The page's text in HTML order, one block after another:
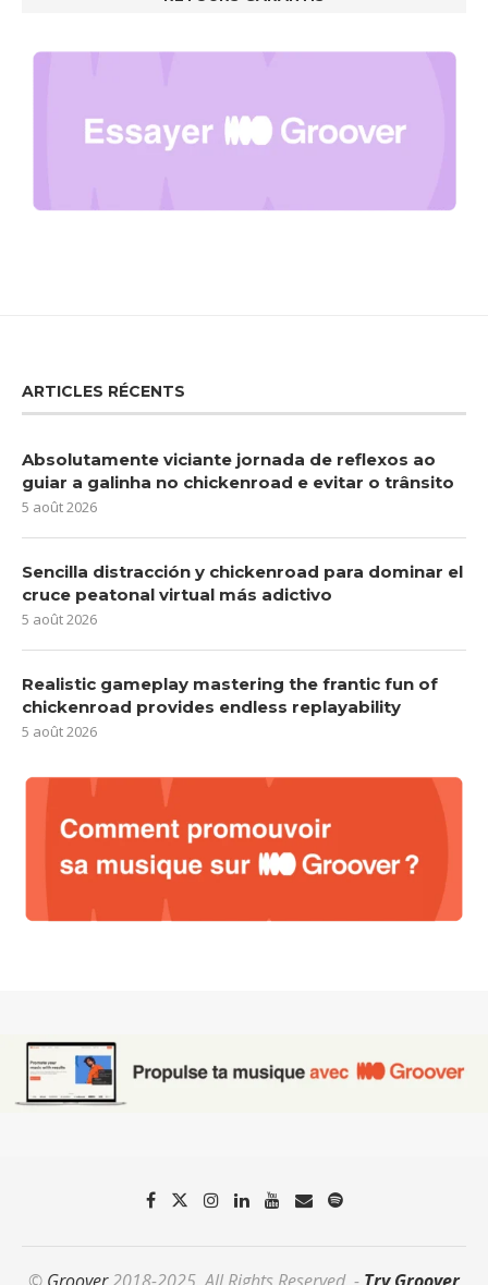
ARTICLES RÉCENTS
Absolutamente viciante jornada de reflexos ao
guiar a galinha no chickenroad e evitar o trânsito
5 août 2026
Sencilla distracción y chickenroad para dominar el
cruce peatonal virtual más adictivo
5 août 2026
Realistic gameplay mastering the frantic fun of
chickenroad provides endless replayability
5 août 2026